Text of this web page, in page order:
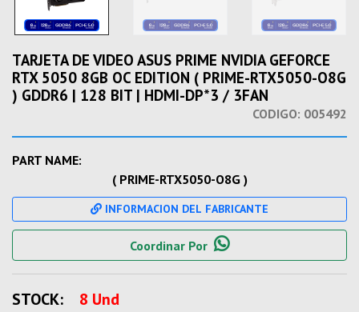
TARJETA DE VIDEO ASUS PRIME NVIDIA GEFORCE
RTX 5050 8GB OC EDITION ( PRIME-RTX5050-O8G
) GDDR6 | 128 BIT | HDMI-DP*3 / 3FAN
CODIGO: 005492
PART NAME:
( PRIME-RTX5050-O8G )
INFORMACION DEL FABRICANTE
Coordinar Por
STOCK:
8 Und